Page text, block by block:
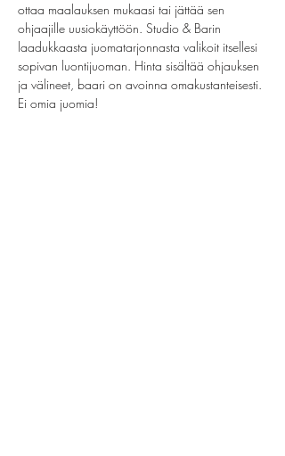
ottaa maalauksen mukaasi tai jättää sen
ohjaajille uusiokäyttöön. Studio & Barin
laadukkaasta juomatarjonnasta valikoit itsellesi
sopivan luontijuoman. Hinta sisältää ohjauksen
ja välineet, baari on avoinna omakustanteisesti.
Ei omia juomia!